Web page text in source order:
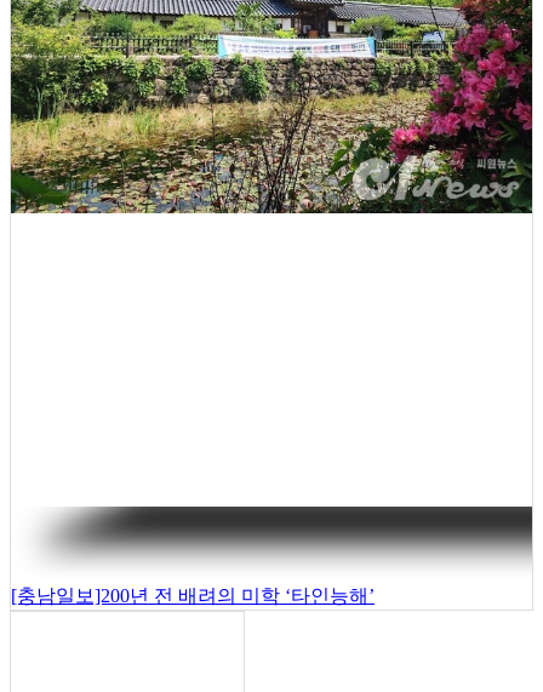
[충남일보]200년 전 배려의 미학 ‘타인능해’